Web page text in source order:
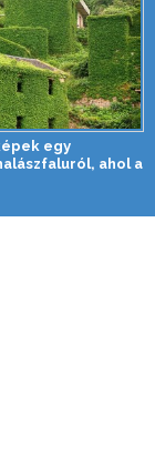
egy
ahol a